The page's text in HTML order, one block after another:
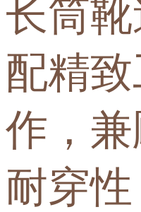
长筒
配精致
作，
耐穿